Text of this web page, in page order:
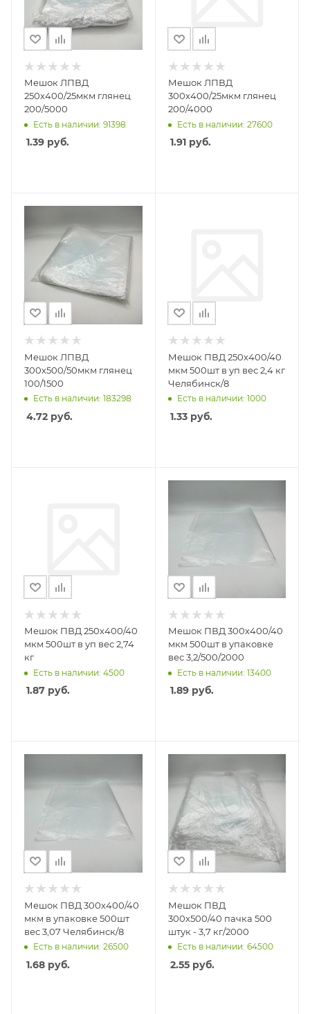
Мешок ЛПВД
250х400/25мкм глянец
200/5000
Есть в наличии: 91398
1.39 руб.
Мешок ЛПВД
300х400/25мкм глянец
200/4000
Есть в наличии: 27600
1.91руб.
Мешок ЛПВД
300х500/50мкм глянец
100/1500
Есть в наличии: 183298
4.72 руб.
Мешок ПВД 250х400/40
мкм 500шт в уп вес 2,4 кг
Челябинск/8
Есть в наличии: 1000
1.33руб.
Мешок ПВД 250х400/40
мкм 500шт в уп вес 2,74
кг
Есть в наличии: 4500
1.87 руб.
Мешок ПВД 300х400/40
мкм 500шт в упаковке
вес 3,2/500/2000
Есть в наличии: 13400
1.89руб.
Мешок ПВД 300х400/40
мкм в упаковке 500шт
вес 3,07 Челябинск/8
Есть в наличии: 26500
1.68 руб.
Мешок ПВД
300х500/40 пачка 500
штук - 3,7 кг/2000
Есть в наличии: 64500
2.55руб.